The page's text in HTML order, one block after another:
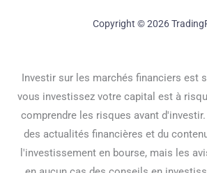
Copyright © 2026
Investir sur les marchés financiers est
vous investissez votre capital est à
comprendre les risques avant
des actualités financières et du
l'investissement en bourse, mais les